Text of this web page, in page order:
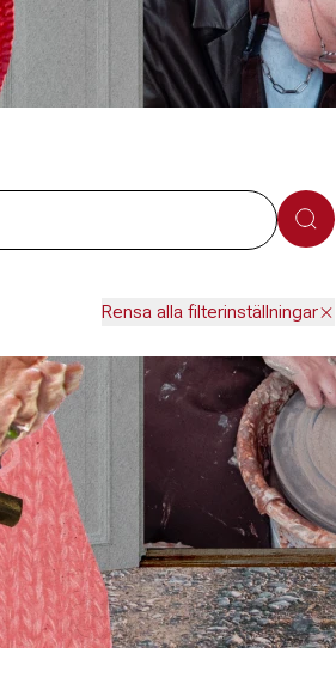
Sök
Rensa alla filterinställningar